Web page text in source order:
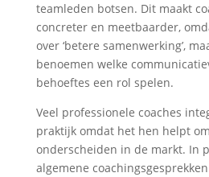
teamleden botsen. Dit maakt
concreter en meetbaarder,
over ‘betere samenwerking’,
benoemen welke
behoeftes een rol spelen.
Veel professionele coaches
praktijk omdat het hen helpt
onderscheiden in de markt. In
algemene